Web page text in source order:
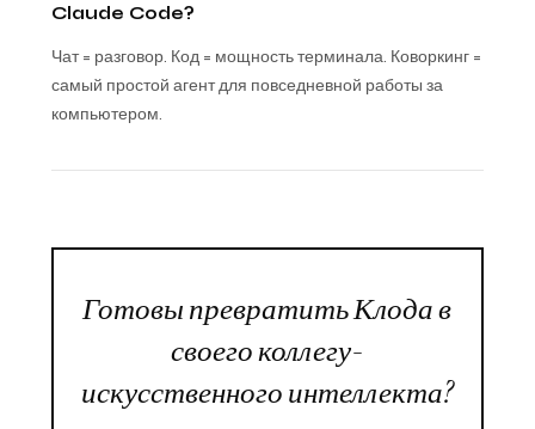
Claude Code?
Чат = разговор. Код = мощность терминала. Коворкинг =
самый простой агент для повседневной работы за
компьютером.
Готовы превратить Клода в
своего коллегу-
искусственного интеллекта?